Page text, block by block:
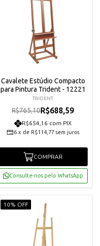
Cavalete Estúdio Compacto
para Pintura Trident - 12221
TRIDENT
R$765,10R$688,59
R$654,16 com PIX
6 x de R$114,77 sem juros
COMPRAR
Consulte-nos pelo WhatsApp
10% OFF